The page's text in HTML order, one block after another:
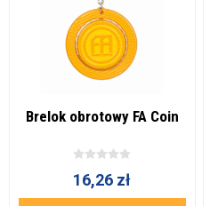
Brelok obrotowy FA Coin
16,26 zł